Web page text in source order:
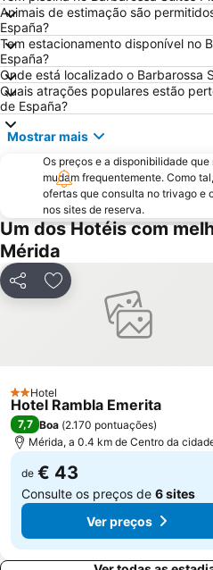
Animais de estimação são
España?
Tem estacionamento disponível no
España?
Onde está localizado o Barbarossa
Quais atrações populares estão
de España?
Mostrar mais
Os preços e a disponibilidade
mudam frequentemente. Como
ofertas que consulta no trivago e
nos sites de reserva.
Um dos Hotéis com
Mérida
PartilharAdicionar aos favoritos
2 Estrelas
Hotel
Hotel Rambla Emerita
7,7 Boa (2.170 pontuações)
Mérida, a 0.4 km de Centro da
de € 43
Consulte os preços de 6 sites
Ver preços